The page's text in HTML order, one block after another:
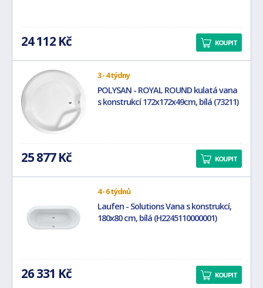
24 112 Kč KOUPIT
3 - 4 týdny
POLYSAN - ROYAL ROUND kulatá vana
s konstrukcí 172x172x49cm, bílá (73211)
25 877 Kč KOUPIT
4 - 6 týdnů
Laufen - Solutions Vana s konstrukcí,
180x80 cm, bílá (H2245110000001)
26 331 Kč KOUPIT